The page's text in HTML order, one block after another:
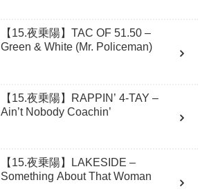
【15.夜乗陽】TAC OF 51.50 –
Green & White (Mr. Policeman)
【15.夜乗陽】RAPPIN’ 4-TAY –
Ain’t Nobody Coachin’
【15.夜乗陽】LAKESIDE –
Something About That Woman